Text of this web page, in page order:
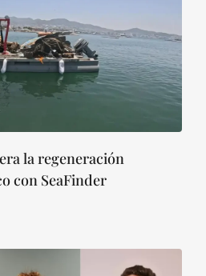
la regeneración
con SeaFinder